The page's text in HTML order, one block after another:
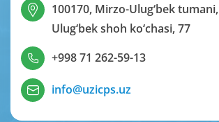
100170, Mirzo-Ulug‘bek
Ulug‘bek shoh ko‘chasi, 77
+998 71 262-59-13
info@uzicps.uz